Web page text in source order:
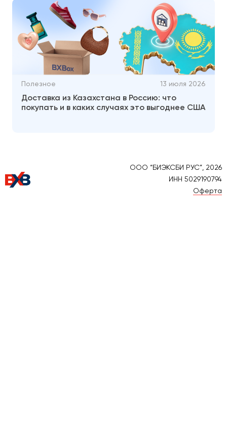
Полезное 13 июля 2026
Доставка из Казахстана в Россию: что
покупать и в каких случаях это выгоднее США
ООО “БИЭКСБИ РУС”, 2026
ИНН 5029190794
Оферта